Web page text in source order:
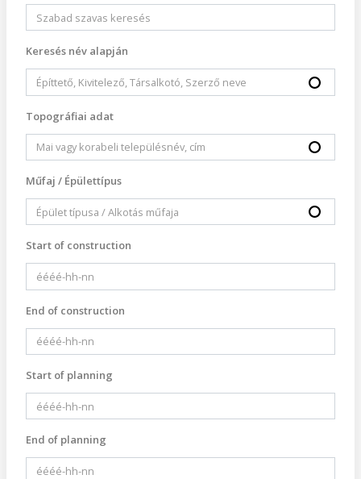
Keresés név alapján
Topográfiai adat
Műfaj / Épülettípus
Start of construction
End of construction
Start of planning
End of planning